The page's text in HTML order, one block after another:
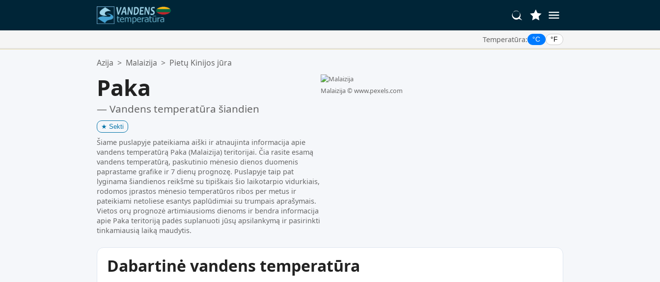
Temperatūra: °C °F
Jūsų Mėgstamiausios Vietos:
Azija > Malaizija > Pietų Kinijos jūra
Paka
— Vandens temperatūra šiandien
★ Sekti
Šiame puslapyje pateikiama aiški ir atnaujinta informacija apie
vandens temperatūrą Paka (Malaizija) teritorijai. Čia rasite esamą
vandens temperatūrą, paskutinio mėnesio dienos duomenis
paprastame grafike ir 7 dienų prognozę. Puslapyje taip pat
lyginama šiandienos reikšmė su tipiškais šio laikotarpio vidurkiais,
rodomos įprastos mėnesio temperatūros ribos per metus ir
pateikiami netoliese esantys paplūdimiai su trumpais aprašymais.
Vietos orų prognozė artimiausioms dienoms ir bendra informacija
apie Paka teritoriją padės suplanuoti jūsų apsilankymą ir pasirinkti
tinkamiausią laiką maudytis.
Malaizija © www.pexels.com
Dabartinė vandens temperatūra